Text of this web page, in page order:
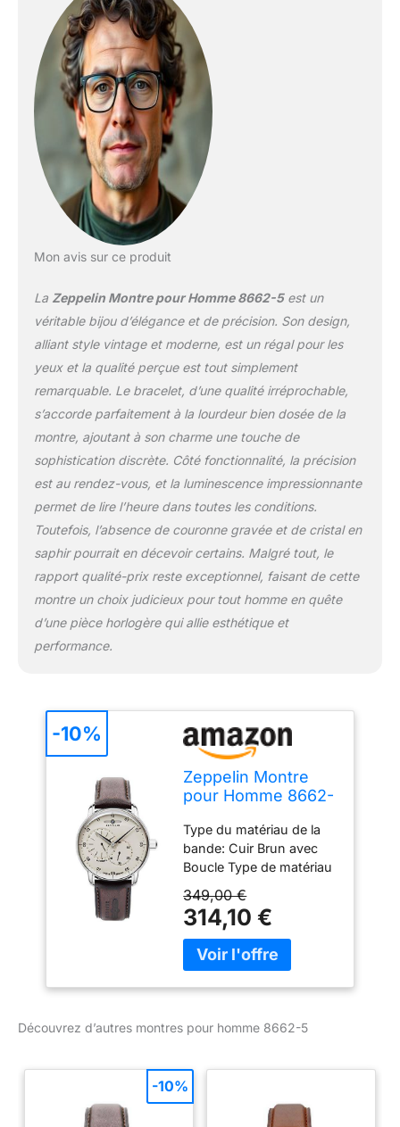
Mon avis sur ce produit
La Zeppelin Montre pour Homme 8662-5est un
véritable bijou d’élégance et de précision. Son design,
alliant style vintage et moderne, est un régal pour les
yeux et la qualité perçue est tout simplement
remarquable. Le bracelet, d’une qualité irréprochable,
s’accorde parfaitement à la lourdeur bien dosée de la
montre, ajoutant à son charme une touche de
sophistication discrète. Côté fonctionnalité, la précision
est au rendez-vous, et la luminescence impressionnante
permet de lire l’heure dans toutes les conditions.
Toutefois, l’absence de couronne gravée et de cristal en
saphir pourrait en décevoir certains. Malgré tout, le
rapport qualité-prix reste exceptionnel, faisant de cette
montre un choix judicieux pour tout homme en quête
d’une pièce horlogère qui allie esthétique et
performance.
Zeppelin Montre
pour Homme 8662-
Type du matériau de la
bande: Cuir Brun avec
Boucle Type de matériau
du boîtier: Acier
Inoxydable argent
Affichage: analogique
Fenêtre de numérotation:
Verre minéral Cadran:
349,00 €
314,10 €
-10%
Découvrez d’autres montres pour homme 8662-5
-10%